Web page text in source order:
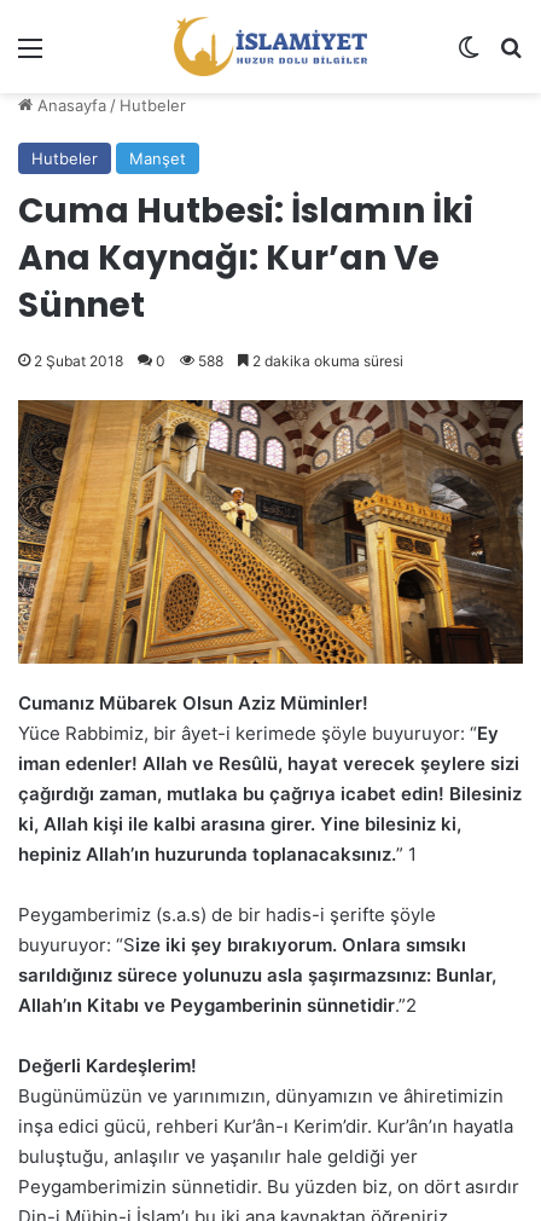
Dış
Anasayfa / Hutbeler
Hutbeler Manşet
Cuma Hutbesi: İslamın İki
Ana Kaynağı: Kur’an Ve
Sünnet
2 Şubat 2018 0 588 2 dakika okuma süresi
Cumanız Mübarek Olsun Aziz Müminler!
Yüce Rabbimiz, bir âyet-i kerimede şöyle buyuruyor: “Ey
iman edenler! Allah ve Resûlü, hayat verecek şeylere sizi
çağırdığı zaman, mutlaka bu çağrıya icabet edin! Bilesiniz
ki, Allah kişi ile kalbi arasına girer. Yine bilesiniz ki,
hepiniz Allah’ın huzurunda toplanacaksınız.” 1
Peygamberimiz (s.a.s) de bir hadis-i şerifte şöyle
buyuruyor: “Size iki şey bırakıyorum. Onlara sımsıkı
sarıldığınız sürece yolunuzu asla şaşırmazsınız: Bunlar,
Allah’ın Kitabı ve Peygamberinin sünnetidir.”2
Değerli Kardeşlerim!
Bugünümüzün ve yarınımızın, dünyamızın ve âhiretimizin
inşa edici gücü, rehberi Kur’ân-ı Kerim’dir. Kur’ân’ın hayatla
buluştuğu, anlaşılır ve yaşanılır hale geldiği yer
Peygamberimizin sünnetidir. Bu yüzden biz, on dört asırdır
Din-i Mübin-i İslam’ı bu iki ana kaynaktan öğreniriz.